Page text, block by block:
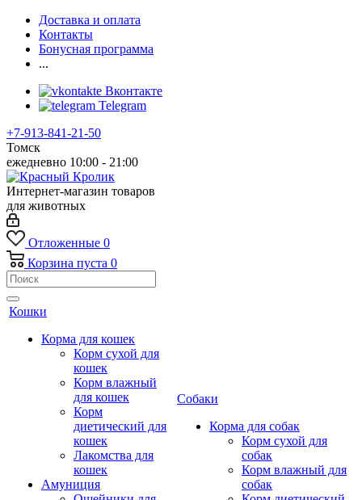
Доставка и оплата
Контакты
Бонусная программа
...
Вконтакте
Telegram
+7-913-841-21-50
Томск
ежедневно 10:00 - 21:00
Интернет-магазин товаров
для животных
Отложенные 0
Корзина пуста 0
Кошки
Корма для кошек
Корм сухой для
кошек
Корм влажный
для кошек
Корм
диетический для
кошек
Лакомства для
кошек
Амуниция
Собаки
Корма для собак
Корм сухой для
собак
Корм влажный для
собак